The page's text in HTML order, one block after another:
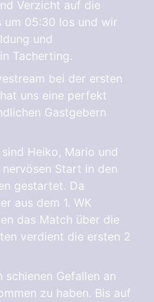
Verzicht auf die
um 05:30 los und wir
und
Tacherting.
bei der ersten
uns eine perfekt
Gastgebern
Heiko, Mario und
Start in den
gestartet. Da
aus dem 1. WK
das Match über die
verdient die ersten 2
Gefallen an
zu haben. Bis auf